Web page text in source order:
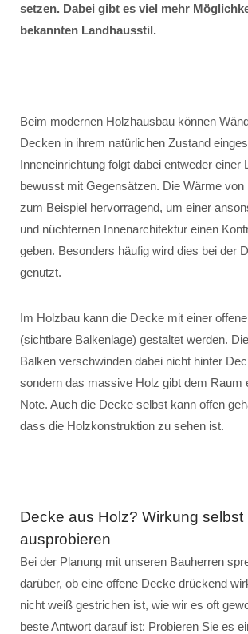
setzen. Dabei gibt es viel mehr
bekannten Landhausstil.
Beim modernen Holzhausbau können
Decken in ihrem natürlichen Zustand
Inneneinrichtung folgt dabei entweder einer
bewusst mit Gegensätzen. Die Wärme von
zum Beispiel hervorragend, um einer
und nüchternen Innenarchitektur einen
geben. Besonders häufig wird dies bei der
genutzt.
Im Holzbau kann die Decke mit einer
(sichtbare Balkenlage) gestaltet werden.
Balken verschwinden dabei nicht hinter
sondern das massive Holz gibt dem Raum
Note. Auch die Decke selbst kann offen
dass die Holzkonstruktion zu sehen ist.
Decke aus Holz? Wirkung selbst
ausprobieren
Bei der Planung mit unseren Bauherren
darüber, ob eine offene Decke drückend
nicht weiß gestrichen ist, wie wir es oft
beste Antwort darauf ist: Probieren Sie es